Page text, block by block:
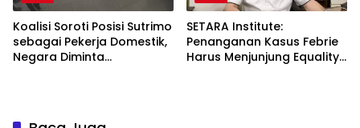
Koalisi Soroti Posisi Sutrimo
sebagai Pekerja Domestik,
Negara Diminta
SETARA Institute:
Penanganan Kasus Febrie
Harus Menjunjung Equality